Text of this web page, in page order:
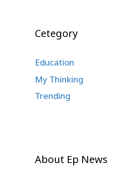
Cetegory
Education
My Thinking
Trending
About Ep News